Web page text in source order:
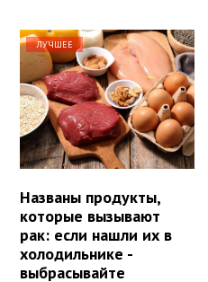
ЛУЧШЕЕ
Названы продукты,
которые вызывают
рак: если нашли их в
холодильнике -
выбрасывайте